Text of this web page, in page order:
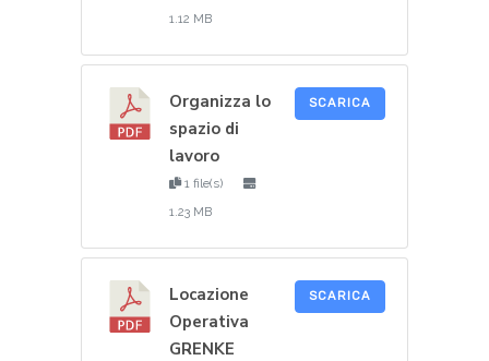
1.12 MB
Organizza lo
spazio di
lavoro
1 file(s)
1.23 MB
SCARICA
Locazione
Operativa
GRENKE
SCARICA